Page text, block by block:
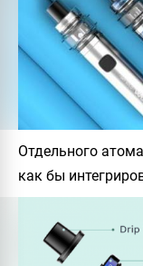
Отдельного
как бы